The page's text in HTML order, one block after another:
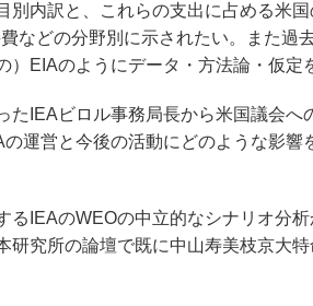
別内訳と、これらの支出に占める米
などの分野別に示されたい。また過
）EIAのようにデータ・方法論・仮定
IEAビロル事務局長から米国議会へ
運営と今後の活動にどのような影
るIEAのWEOの中立的なシナリオ分
研究所の論壇で既に中山寿美枝京大